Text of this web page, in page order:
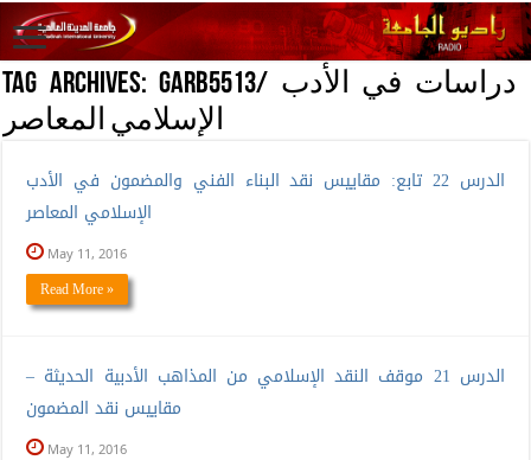
Tag Archives:GARB5513/ دراسات في الأدب
الإسلامي المعاصر
الدرس 22 تابع: مقاييس نقد البناء الفني والمضمون في الأدب
الإسلامي المعاصر
May 11, 2016
Read More »
الدرس 21 موقف النقد الإسلامي من المذاهب الأدبية الحديثة –
مقاييس نقد المضمون
May 11, 2016